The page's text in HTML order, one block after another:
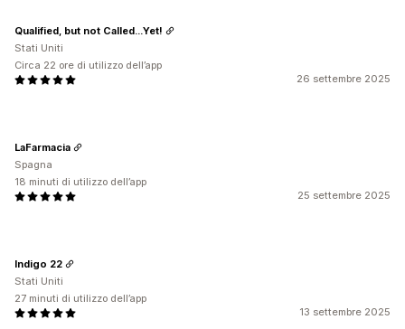
26 settembre 2025
Qualified, but not Called...Yet!
Stati Uniti
Circa 22 ore di utilizzo dell’app
25 settembre 2025
LaFarmacia
Spagna
18 minuti di utilizzo dell’app
13 settembre 2025
Indigo 22
Stati Uniti
27 minuti di utilizzo dell’app